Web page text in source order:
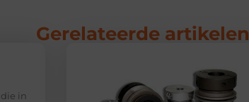
Gerelateerde artikelen
in